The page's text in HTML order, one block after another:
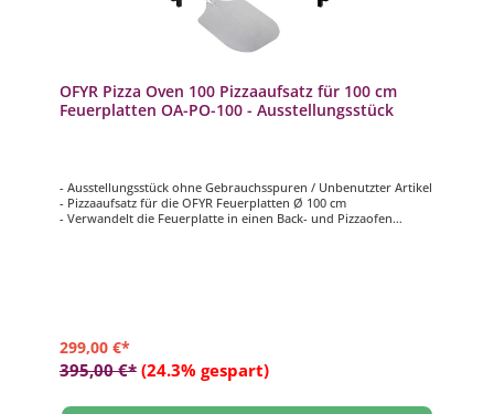
OFYR Pizza Oven 100 Pizzaaufsatz für 100 cm
Feuerplatten OA-PO-100 - Ausstellungsstück
- Ausstellungsstück ohne Gebrauchsspuren / Unbenutzter Artikel
- Pizzaaufsatz für die OFYR Feuerplatten Ø 100 cm
- Verwandelt die Feuerplatte in einen Back- und Pizzaofen
299,00 €*
395,00 €* (24.3% gespart)